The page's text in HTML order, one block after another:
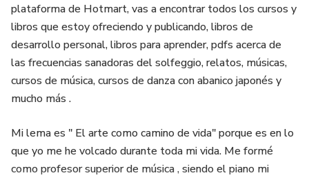
plataforma de Hotmart, vas a encontrar todos los cursos y
libros que estoy ofreciendo y publicando, libros de
desarrollo personal, libros para aprender, pdfs acerca de
las frecuencias sanadoras del solfeggio, relatos, músicas,
cursos de música, cursos de danza con abanico japonés y
mucho más .
Mi lema es " El arte como camino de vida" porque es en lo
que yo me he volcado durante toda mi vida. Me formé
como profesor superior de música , siendo el piano mi